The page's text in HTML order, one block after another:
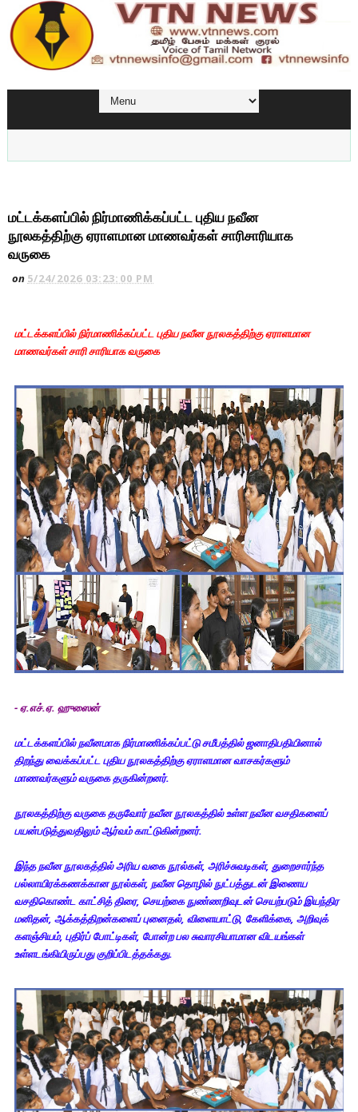
மட்டக்களப்பில் நிர்மாணிக்கப்பட்ட புதிய நவீன
நூலகத்திற்கு ஏராளமான மாணவர்கள் சாரிசாரியாக
வருகை
on 5/24/2026 03:23:00 PM
மட்டக்களப்பில் நிர்மாணிக்கப்பட்ட புதிய நவீன நூலகத்திற்கு ஏராளமான
மாணவர்கள் சாரி சாரியாக வருகை
- ஏ.எச்.ஏ. ஹுஸைன்
மட்டக்களப்பில் நவீனமாக நிர்மாணிக்கப்பட்டு சமீபத்தில் ஜனாதிபதியினால்
திறந்து வைக்கப்பட்ட புதிய நூலகத்திற்கு ஏராளமான வாசகர்களும்
மாணவர்களும் வருகை தருகின்றனர்.
நூலகத்திற்கு வருகை தருவோர் நவீன நூலகத்தில் உள்ள நவீன வசதிகளைப்
பயன்படுத்துவதிலும் ஆர்வம் காட்டுகின்றனர்.
இந்த நவீன நூலகத்தில் அரிய வகை நூல்கள், அரிச்சுவடிகள், துறைசார்ந்த
பல்லாயிரக்கணக்கான நூல்கள், நவீன தொழில் நுட்பத்துடன் இணைய
வசதிகொண்ட காட்சித் திரை, செயற்கை நுண்ணறிவுடன் செயற்படும் இயந்திர
மனிதன், ஆக்கத்திறன்களைப் புனைதல், விளையாட்டு, கேளிக்கை, அறிவுக்
களஞ்சியம், புதிர்ப் போட்டிகள், போன்ற பல சுவாரசியாமான விடயங்கள்
உள்ளடங்கியிருப்பது குறிப்பிடத்தக்கது.